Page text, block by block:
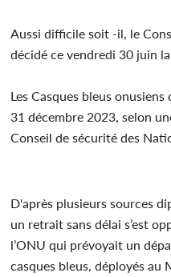
Aussi difficile soit -il, le
décidé ce vendredi 30 juin
Les Casques bleus
31 décembre 2023, selon
Conseil de sécurité des
D'après plusieurs sources
un retrait sans délai s’est
l’ONU qui prévoyait un
casques bleus, déployés au